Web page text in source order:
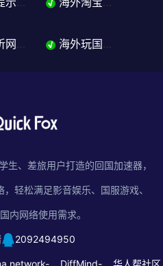
√
生听歌完整解决方案 √海外玩国服游戏延迟高、登不上怎么办？2026留学生国服游戏完整解决方案
、差旅用户打造的回国加速器，
轻松满足影音娱乐、国服游戏、
内网络使用需求。
2092494950
network- DiffMind- 华人帮社区